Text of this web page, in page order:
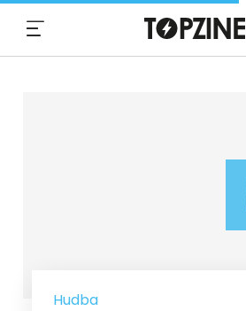
Hudba